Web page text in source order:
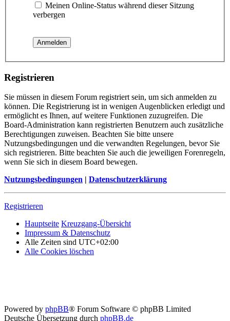
Meinen Online-Status während dieser Sitzung
verbergen
Registrieren
Sie müssen in diesem Forum registriert sein, um sich anmelden zu
können. Die Registrierung ist in wenigen Augenblicken erledigt und
ermöglicht es Ihnen, auf weitere Funktionen zuzugreifen. Die
Board-Administration kann registrierten Benutzern auch zusätzliche
Berechtigungen zuweisen. Beachten Sie bitte unsere
Nutzungsbedingungen und die verwandten Regelungen, bevor Sie
sich registrieren. Bitte beachten Sie auch die jeweiligen Forenregeln,
wenn Sie sich in diesem Board bewegen.
Nutzungsbedingungen | Datenschutzerklärung
Registrieren
Hauptseite Kreuzgang-Übersicht
Impressum & Datenschutz
Alle Zeiten sind UTC+02:00
Alle Cookies löschen
Powered by phpBB® Forum Software © phpBB Limited
Deutsche Übersetzung durch phpBB.de